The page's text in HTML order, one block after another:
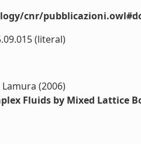
cnr/
(literal)
Lamura (2006)
Fluids by Mixed Lattice